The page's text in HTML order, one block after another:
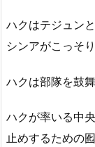
ハクはテジュン
シンアがこっそ
ハクは部隊を鼓
ハクが率いる中
止めするための囮